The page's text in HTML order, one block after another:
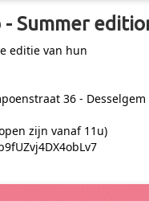
- Summer
editie van hun
36 - Desselgem
zijn vanaf 11u)